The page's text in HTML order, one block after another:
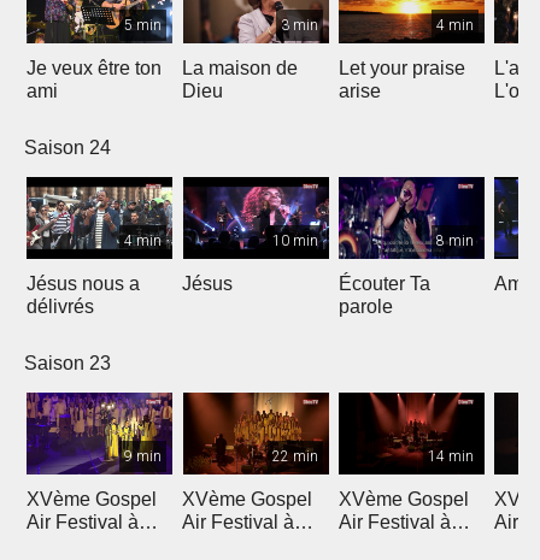
5 min
Je veux être ton
ami
3 min
La maison de
Dieu
4 min
Let your praise
arise
Saison 24
4 min
Jésus nous a
délivrés
10 min
Jésus
8 min
Écouter Ta
parole
Ami
Saison 23
9 min
XVème Gospel
Air Festival à
22 min
XVème Gospel
Air Festival à
14 min
XVème Gospel
Air Festival à
Air